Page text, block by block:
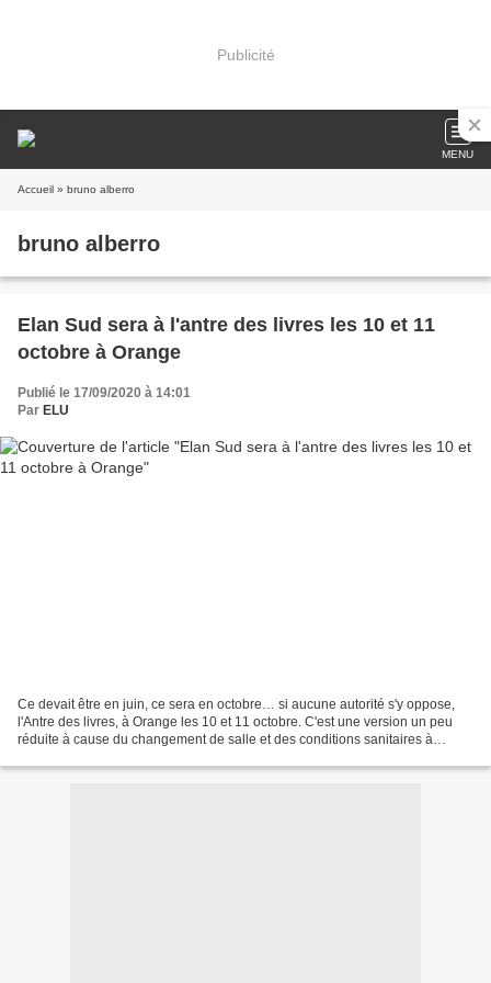
Publicité
MENU
Accueil » bruno alberro
bruno alberro
Elan Sud sera à l'antre des livres les 10 et 11
octobre à Orange
Publié le 17/09/2020 à 14:01
Par ELU
Ce devait être en juin, ce sera en octobre… si aucune autorité s'y oppose,
l'Antre des livres, à Orange les 10 et 11 octobre. C'est une version un peu
réduite à cause du changement de salle et des conditions sanitaires à